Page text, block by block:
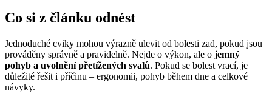
Co si z článku odnést
Jednoduché cviky mohou výrazně ulevit od bolesti zad, pokud jsou
prováděny správně a pravidelně. Nejde o výkon, ale o jemný
pohyb a uvolnění přetížených svalů. Pokud se bolest vrací, je
důležité řešit i příčinu – ergonomii, pohyb během dne a celkové
návyky.